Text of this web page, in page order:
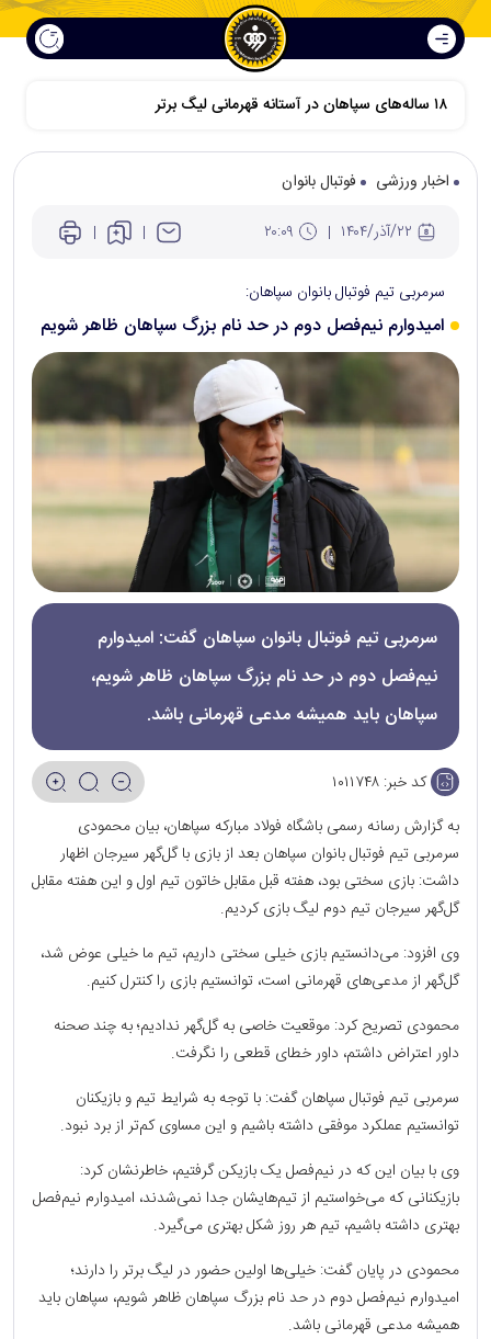
اخبار ورزشی
فوتبال بانوان
سرمربی تیم فوتبال بانوان سپاهان:
امیدوارم نیم‌فصل دوم در حد نام بزرگ سپاهان ظاهر شویم
سرمربی تیم فوتبال بانوان سپاهان گفت: امیدوارم
نیم‌فصل دوم در حد نام بزرگ سپاهان ظاهر شویم،
سپاهان باید همیشه مدعی قهرمانی باشد.
کد خبر: ۱۰۱۱۷۴۸
به گزارش رسانه رسمی باشگاه فولاد مبارکه سپاهان، بیان محمودی
سرمربی تیم فوتبال بانوان سپاهان بعد از بازی با گل‌گهر سیرجان اظهار
داشت: بازی سختی بود، هفته قبل مقابل خاتون تیم اول و این هفته مقابل
گل‌گهر سیرجان تیم دوم لیگ بازی کردیم.
وی افزود: می‌دانستیم بازی خیلی سختی داریم، تیم ما خیلی عوض شد،
گل‌گهر از مدعی‌های قهرمانی است، توانستیم بازی را کنترل کنیم.
محمودی تصریح کرد: موقعیت خاصی به گل‌گهر ندادیم؛ به چند صحنه
داور اعتراض داشتم، داور خطای قطعی را نگرفت.
سرمربی تیم فوتبال سپاهان گفت: با توجه به شرایط تیم و بازیکنان
توانستیم عملکرد موفقی داشته باشیم و این مساوی کم‌تر از برد نبود.
وی با بیان این که در نیم‌فصل یک بازیکن گرفتیم، خاطرنشان کرد:
بازیکنانی ‌که می‌خواستیم از تیم‌هایشان جدا نمی‌شدند، امیدوارم نیم‌فصل
بهتری داشته باشیم، تیم هر‌ روز شکل بهتری می‌گیرد.
محمودی در پایان گفت: خیلی‌ها اولین حضور در لیگ برتر را دارند؛
امیدوارم نیم‌فصل دوم در حد نام بزرگ سپاهان ظاهر شویم، سپاهان باید
همیشه مدعی قهرمانی باشد.